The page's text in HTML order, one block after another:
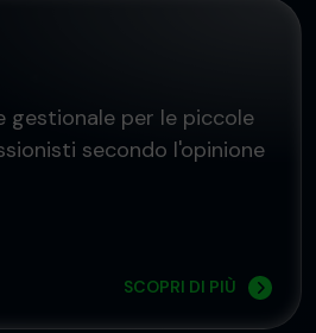
gestionale per le piccole
secondo l'opinione
SCOPRI DI PIÙ